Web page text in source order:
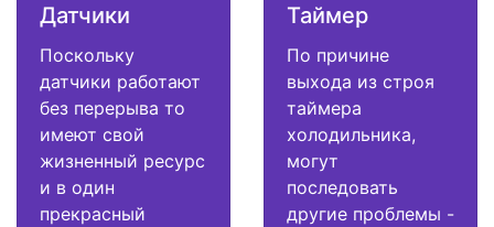
Датчики
Поскольку
датчики работают
без перерыва то
имеют свой
жизненный ресурс
и в один
прекрасный
Таймер
По причине
выхода из строя
таймера
холодильника,
могут
последовать
другие проблемы -